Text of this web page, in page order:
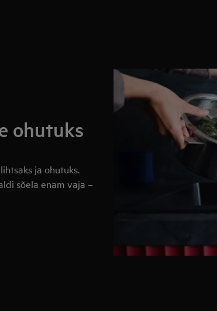
ohutuks
ja ohutuks.
sõela enam vaja –